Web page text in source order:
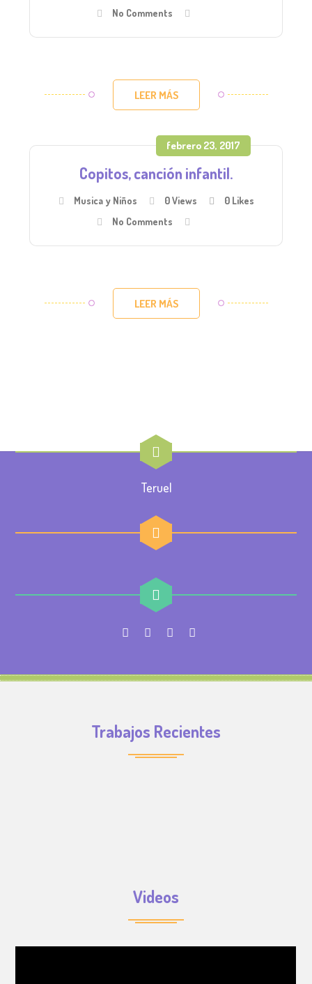
No Comments
LEER MÁS
febrero 23, 2017
Copitos, canción infantil.
Musica y Niños 0 Views 0Likes
No Comments
LEER MÁS
Teruel
Trabajos Recientes
Videos